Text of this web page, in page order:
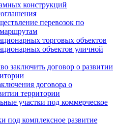
конструкций
перевозок по
торговых объектов
объектов уличной
заключить договор о развитии
договора о
территории
участки под коммерческое
под комплексное развитие